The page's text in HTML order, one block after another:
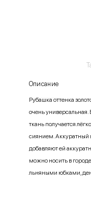
Описание
Рубашка оттенка
очень универсальная.
ткань получается
сиянием. Аккуратный
добавляют ей
можно носить в
льняными юбками,